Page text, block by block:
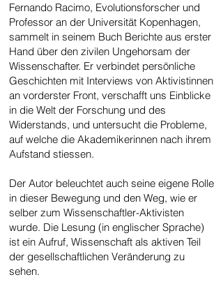
Fernando Racimo, Evolutionsforscher und
Professor an der Universität Kopenhagen,
sammelt in seinem Buch Berichte aus erster
Hand über den zivilen Ungehorsam der
Wissenschafter. Er verbindet persönliche
Geschichten mit Interviews von Aktivistinnen
an vorderster Front, verschafft uns Einblicke
in die Welt der Forschung und des
Widerstands, und untersucht die Probleme,
auf welche die Akademikerinnen nach ihrem
Aufstand stiessen.
Der Autor beleuchtet auch seine eigene Rolle
in dieser Bewegung und den Weg, wie er
selber zum Wissenschaftler-Aktivisten
wurde. Die Lesung (in englischer Sprache)
ist ein Aufruf, Wissenschaft als aktiven Teil
der gesellschaftlichen Veränderung zu
sehen.